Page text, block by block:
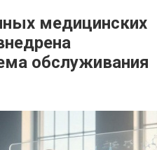
медицинских
обслуживания